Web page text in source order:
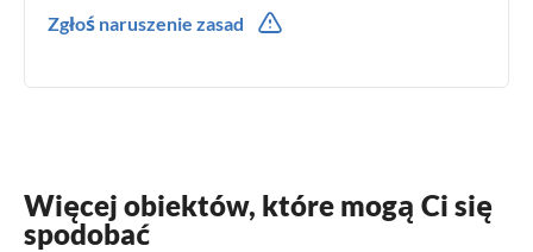
Zgłoś naruszenie zasad
Więcej obiektów, które mogą Ci się
spodobać